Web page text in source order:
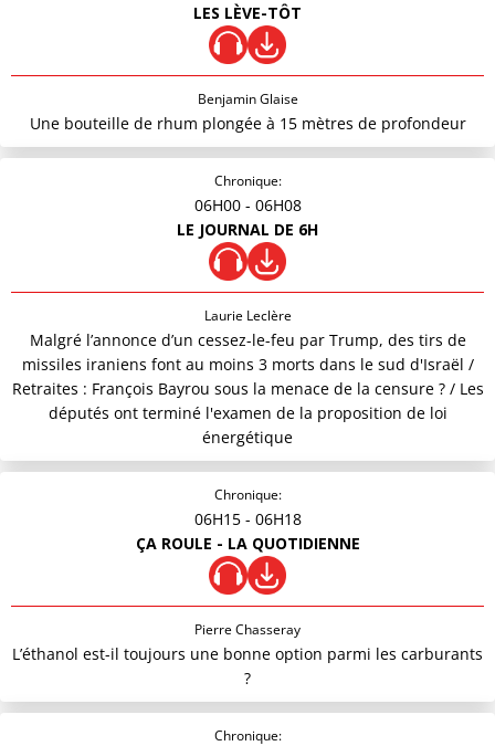
LES LÈVE-TÔT
Benjamin Glaise
Une bouteille de rhum plongée à 15 mètres de profondeur
Chronique:
06H00 - 06H08
LE JOURNAL DE 6H
Laurie Leclère
Malgré l’annonce d’un cessez-le-feu par Trump, des tirs de
missiles iraniens font au moins 3 morts dans le sud d'Israël /
Retraites : François Bayrou sous la menace de la censure ? / Les
députés ont terminé l'examen de la proposition de loi
énergétique
Chronique:
06H15 - 06H18
ÇA ROULE - LA QUOTIDIENNE
Pierre Chasseray
L’éthanol est-il toujours une bonne option parmi les carburants
?
Chronique: